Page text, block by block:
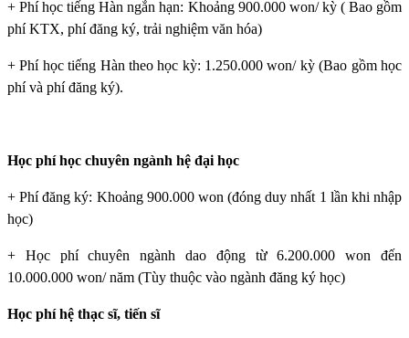
+ Phí học tiếng Hàn ngắn hạn: Khoảng 900.000 won/ kỳ ( Bao gồm
phí KTX, phí đăng ký, trải nghiệm văn hóa)
+ Phí học tiếng Hàn theo học kỳ: 1.250.000 won/ kỳ (Bao gồm học
phí và phí đăng ký).
Học phí học chuyên ngành hệ đại học
+ Phí đăng ký: Khoảng 900.000 won (đóng duy nhất 1 lần khi nhập
học)
+ Học phí chuyên ngành dao động từ 6.200.000 won đến
10.000.000 won/ năm (Tùy thuộc vào ngành đăng ký học)
Học phí hệ thạc sĩ, tiến sĩ